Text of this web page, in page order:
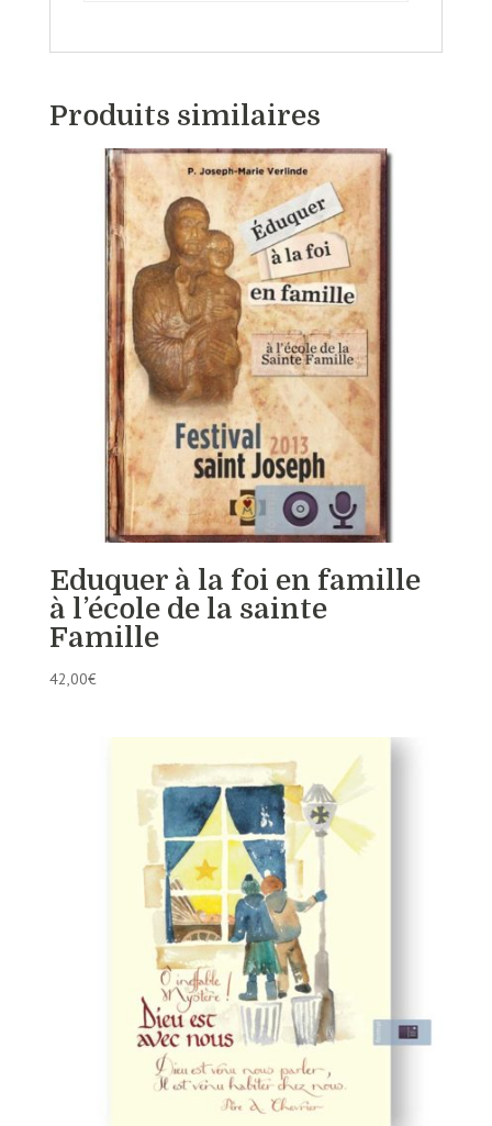
Produits similaires
Eduquer à la foi en famille
à l’école de la sainte
Famille
42,00€